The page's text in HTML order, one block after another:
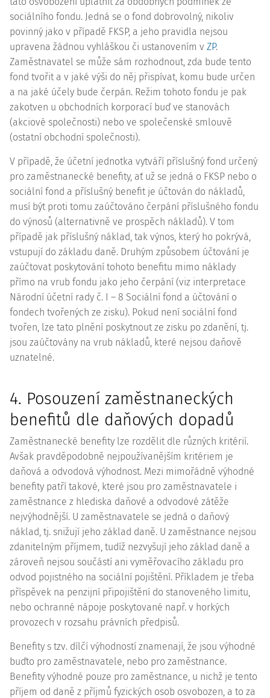
sociálního fondu. Jedná se o fond dobrovolný, nikoliv
povinný jako v případě FKSP, a jeho pravidla nejsou
upravena žádnou vyhláškou či ustanovením v ZP.
Zaměstnavatel se může sám rozhodnout, zda bude tento
fond tvořit a v jaké výši do něj přispívat, komu bude určen
a na jaké účely bude čerpán. Režim tohoto fondu je pak
zakotven u obchodních korporací buď ve stanovách
(akciové společnosti) nebo ve společenské smlouvě
(ostatní obchodní společnosti).
V případě, že účetní jednotka vytváří příslušný fond určený
pro zaměstnanecké benefity, ať už se jedná o FKSP nebo o
sociální fond a příslušný benefit je účtován do nákladů,
musí být proti tomu zaúčtováno čerpání příslušného fondu
do výnosů (alternativně ve prospěch nákladů). V tom
případě jak příslušný náklad, tak výnos, který ho pokrývá,
vstupují do základu daně. Druhým způsobem účtování je
zaúčtovat poskytování tohoto benefitu mimo náklady
přímo na vrub fondu jako jeho čerpání (viz interpretace
Národní účetní rady č. I – 8 Sociální fond a účtování o
fondech tvořených ze zisku). Pokud není sociální fond
tvořen, lze tato plnění poskytnout ze zisku po zdanění, tj.
jsou zaúčtovány na vrub nákladů, které nejsou daňově
uznatelné.
4. Posouzení zaměstnaneckých
benefitů dle daňových dopadů
Zaměstnanecké benefity lze rozdělit dle různých kritérií.
Avšak pravděpodobně nejpoužívanějším kritériem je
daňová a odvodová výhodnost. Mezi mimořádně výhodné
benefity patří takové, které jsou pro zaměstnavatele i
zaměstnance z hlediska daňové a odvodové zátěže
nejvýhodnější. U zaměstnavatele se jedná o daňový
náklad, tj. snižují jeho základ daně. U zaměstnance nejsou
zdanitelným příjmem, tudíž nezvyšují jeho základ daně a
zároveň nejsou součástí ani vyměřovacího základu pro
odvod pojistného na sociální pojištění. Příkladem je třeba
příspěvek na penzijní připojištění do stanoveného limitu,
nebo ochranné nápoje poskytované např. v horkých
provozech v rozsahu právních předpisů.
Benefity s tzv. dílčí výhodností znamenají, že jsou výhodné
buďto pro zaměstnavatele, nebo pro zaměstnance.
Benefity výhodné pouze pro zaměstnance, u nichž je tento
příjem od daně z příjmů fyzických osob osvobozen, a to za